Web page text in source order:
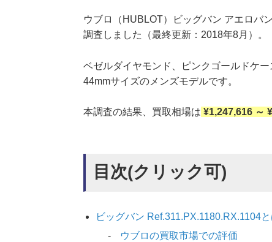
ウブロ（HUBLOT）ビッグバン アエロバ
調査しました（最終更新：2018年8月）。
ベゼルダイヤモンド、ピンクゴールドケ
44mmサイズのメンズモデルです。
本調査の結果、買取相場は ¥1,247,616 ～
目次(クリック可)
ビッグバン Ref.311.PX.1180.RX.1104
ウブロの買取市場での評価